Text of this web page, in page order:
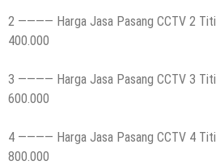
2 ———— Harga Jasa Pasang CCTV 2
400.000
3 ———— Harga Jasa Pasang CCTV 3
600.000
4 ———— Harga Jasa Pasang CCTV 4
800.000